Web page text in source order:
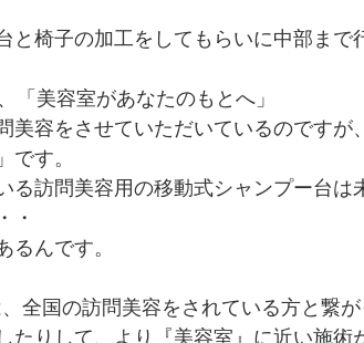
と椅子の加工をしてもらいに中部まで
「美容室があなたのもとへ」
美容をさせていただいているのですが
です。
る訪問美容用の移動式シャンプー台は
・
るんです。
全国の訪問美容をされている方と繋
たりして、より『美容室』に近い施術